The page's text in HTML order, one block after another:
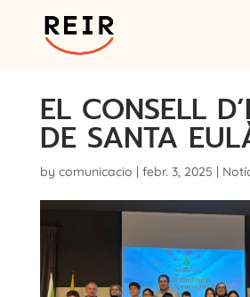
EL CONSELL
DE SANTA
by comunicacio | febr. 3, 2025 |